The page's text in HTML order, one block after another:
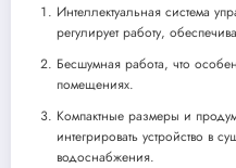
Интеллектуальная система
регулирует работу,
Бесшумная работа, что
помещениях.
Компактные размеры и
интегрировать устройство в
водоснабжения.